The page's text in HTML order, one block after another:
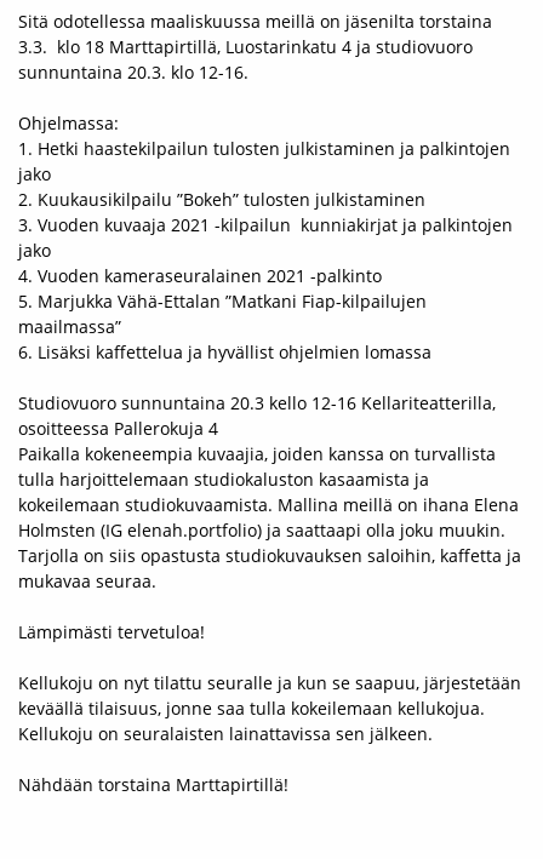
Sitä odotellessa maaliskuussa meillä on jäsenilta torstaina
3.3. klo 18 Marttapirtillä, Luostarinkatu 4 ja studiovuoro
sunnuntaina 20.3. klo 12-16.
Ohjelmassa:
1. Hetki haastekilpailun tulosten julkistaminen ja palkintojen
jako
2. Kuukausikilpailu ”Bokeh” tulosten julkistaminen
3. Vuoden kuvaaja 2021 -kilpailun kunniakirjat ja palkintojen
jako
4. Vuoden kameraseuralainen 2021 -palkinto
5. Marjukka Vähä-Ettalan ”Matkani Fiap-kilpailujen
maailmassa”
6. Lisäksi kaffettelua ja hyvällist ohjelmien lomassa
Studiovuoro sunnuntaina 20.3 kello 12-16 Kellariteatterilla,
osoitteessa Pallerokuja 4
Paikalla kokeneempia kuvaajia, joiden kanssa on turvallista
tulla harjoittelemaan studiokaluston kasaamista ja
kokeilemaan studiokuvaamista. Mallina meillä on ihana Elena
Holmsten (IG elenah.portfolio) ja saattaapi olla joku muukin.
Tarjolla on siis opastusta studiokuvauksen saloihin, kaffetta ja
mukavaa seuraa.
Lämpimästi tervetuloa!
Kellukoju on nyt tilattu seuralle ja kun se saapuu, järjestetään
keväällä tilaisuus, jonne saa tulla kokeilemaan kellukojua.
Kellukoju on seuralaisten lainattavissa sen jälkeen.
Nähdään torstaina Marttapirtillä!